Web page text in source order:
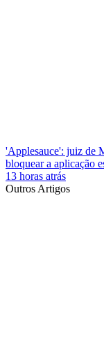
'Applesauce': juiz de
bloquear a aplicação
13 horas atrás
Outros Artigos